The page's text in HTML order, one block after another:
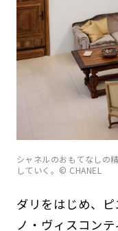
シャネルのおもてなしの
していく。© CHANEL
ダリをはじめ、
ノ・ヴィスコン